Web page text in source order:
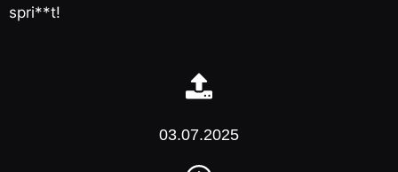
spri**t!
03.07.2025